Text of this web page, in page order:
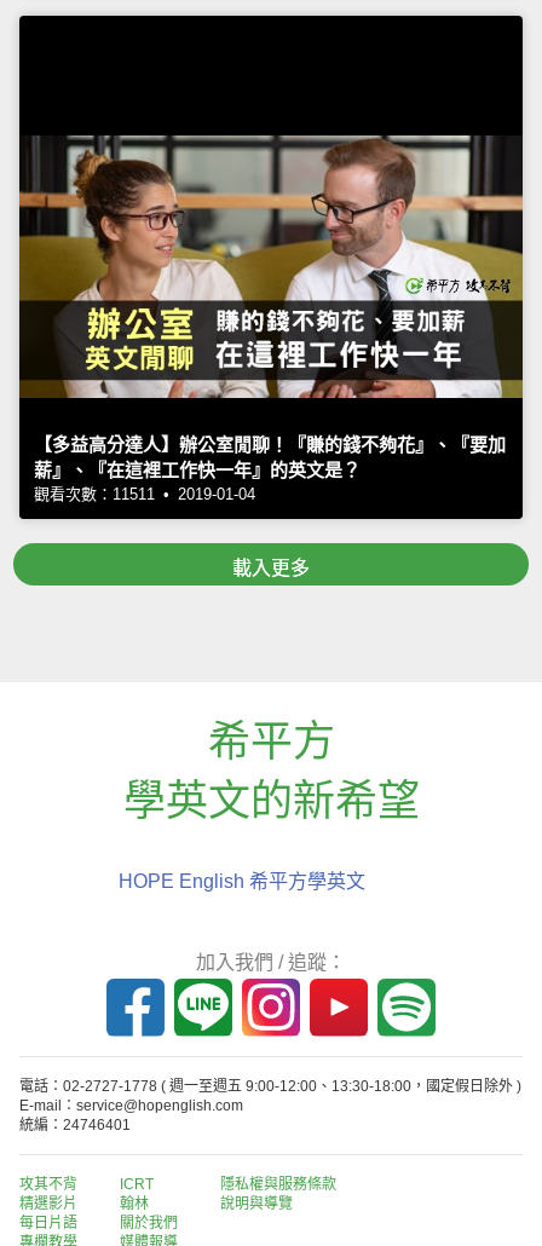
【多益高分達人】辦公室閒聊！『賺的錢不夠花』、『要加
薪』、『在這裡工作快一年』的英文是？
觀看次數：11511 • 2019-01-04
載入更多
希平方
學英文的新希望
HOPE English 希平方學英文
加入我們 / 追蹤：
電話：02-2727-1778 ( 週一至週五 9:00-12:00、13:30-18:00，國定假日除外 )
E-mail：service@hopenglish.com
統編：24746401
攻其不背
精選影片
每日片語
專欄教學
ICRT
翰林
關於我們
媒體報導
隱私權與服務條款
說明與導覽